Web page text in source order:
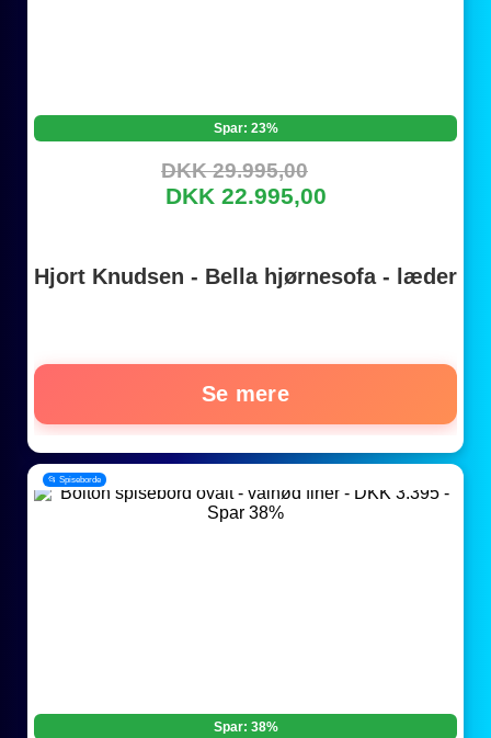
Spar: 23%
DKK 29.995,00
DKK 22.995,00
Hjort Knudsen - Bella hjørnesofa - læder
Se mere
📂 Spiseborde
Spar: 38%